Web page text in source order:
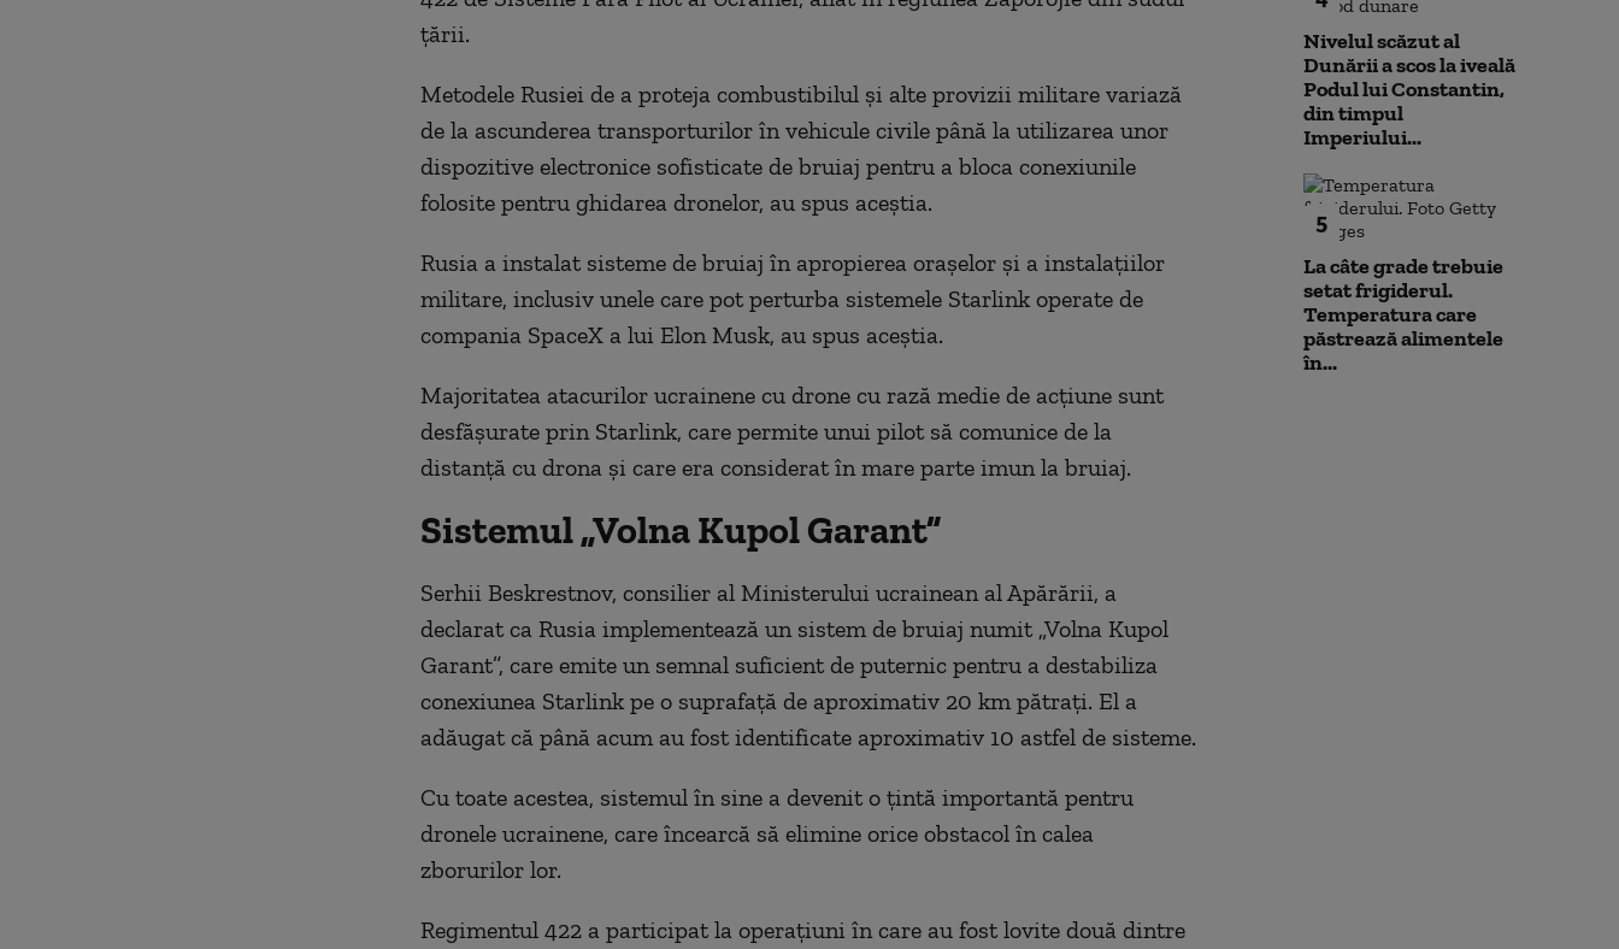
ţării.
Metodele Rusiei de a proteja combustibilul şi alte provizii militare variază
de la ascunderea transporturilor în vehicule civile până la utilizarea unor
dispozitive electronice sofisticate de bruiaj pentru a bloca conexiunile
folosite pentru ghidarea dronelor, au spus aceştia.
Rusia a instalat sisteme de bruiaj în apropierea oraşelor şi a instalaţiilor
militare, inclusiv unele care pot perturba sistemele Starlink operate de
compania SpaceX a lui Elon Musk, au spus aceştia.
Majoritatea atacurilor ucrainene cu drone cu rază medie de acţiune sunt
desfăşurate prin Starlink, care permite unui pilot să comunice de la
distanţă cu drona şi care era considerat în mare parte imun la bruiaj.
Sistemul „Volna Kupol Garant”
Serhii Beskrestnov, consilier al Ministerului ucrainean al Apărării, a
declarat ca Rusia implementează un sistem de bruiaj numit „Volna Kupol
Garant”, care emite un semnal suficient de puternic pentru a destabiliza
conexiunea Starlink pe o suprafaţă de aproximativ 20 km pătraţi. El a
adăugat că până acum au fost identificate aproximativ 10 astfel de sisteme.
Cu toate acestea, sistemul în sine a devenit o ţintă importantă pentru
dronele ucrainene, care încearcă să elimine orice obstacol în calea
zborurilor lor.
Regimentul 422 a participat la operaţiuni în care au fost lovite două dintre
Nivelul scăzut al
Dunării a scos la iveală
Podul lui Constantin,
din timpul
Imperiului...
5
La câte grade trebuie
setat frigiderul.
Temperatura care
păstrează alimentele
în...